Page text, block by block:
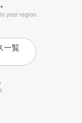
your region.
一覧